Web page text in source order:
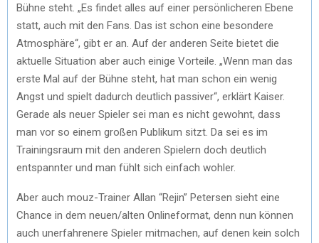
Bühne steht. „Es findet alles auf einer persönlicheren Ebene
statt, auch mit den Fans. Das ist schon eine besondere
Atmosphäre“, gibt er an. Auf der anderen Seite bietet die
aktuelle Situation aber auch einige Vorteile. „Wenn man das
erste Mal auf der Bühne steht, hat man schon ein wenig
Angst und spielt dadurch deutlich passiver“, erklärt Kaiser.
Gerade als neuer Spieler sei man es nicht gewohnt, dass
man vor so einem großen Publikum sitzt. Da sei es im
Trainingsraum mit den anderen Spielern doch deutlich
entspannter und man fühlt sich einfach wohler.
Aber auch mouz-Trainer Allan “Rejin” Petersen sieht eine
Chance in dem neuen/alten Onlineformat, denn nun können
auch unerfahrenere Spieler mitmachen, auf denen kein solch